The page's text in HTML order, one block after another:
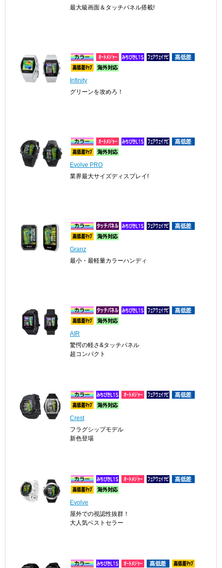
最大級画面＆タッチパネル搭載!
Infinity
グリーンを攻めろ！
Evolve PRO
業界最大サイズディスプレイ!
Granz
最小・最軽量カラーハンディ
AIR
驚愕の軽さ&タッチパネル
超コンパクト
Crest
フラグシップモデル
新色登場
Evolve
屋外での視認性抜群！
大人気ベストセラー